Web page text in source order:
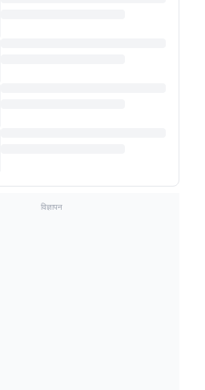
विज्ञापन